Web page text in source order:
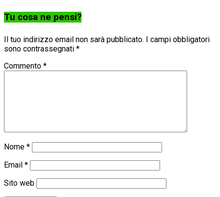
Tu cosa ne pensi?
Il tuo indirizzo email non sarà pubblicato. I campi obbligatori
sono contrassegnati *
Commento *
Nome *
Email *
Sito web